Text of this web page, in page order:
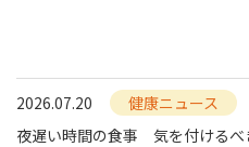
2026.07.20
健康ニュース
夜遅い時間の食事 気を付けるべ